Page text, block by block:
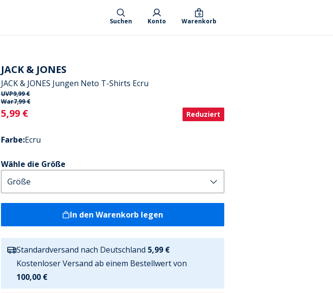
Suchen Konto Warenkorb
0
JACK & JONES
JACK & JONES Jungen Neto T-Shirts Ecru
UVP9,99 €
War7,99 €
Current
5,99 € Reduziert
Farbe:Ecru
Wähle die Größe
In den Warenkorb legen
Standardversand nach Deutschland 5,99 €
Kostenloser Versand ab einem Bestellwert von
100,00 €